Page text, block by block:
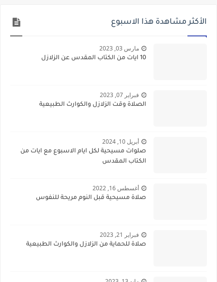
الأكثر مشاهدة هذا الاسبوع
مارس 03, 2023
10 ايات من الكتاب المقدس عن الزلازل
فبراير 07, 2023
الصلاة وقت الزلازل والكوارث الطبيعية
أبريل 10, 2024
صلوات مسيحية لكل ايام الاسبوع مع ايات من
الكتاب المقدس
أغسطس 16, 2022
صلاة مسيحية قبل النوم مريحة للنفوس
فبراير 21, 2023
صلاة للحماية من الزلازل والكوارث الطبيعية